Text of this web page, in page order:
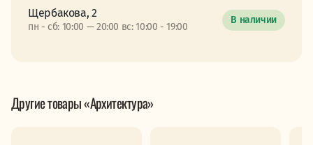
Щербакова, 2
пн - сб: 10:00 — 20:00 вс: 10:00 - 19:00
В наличии
Другие товары «Архитектура»